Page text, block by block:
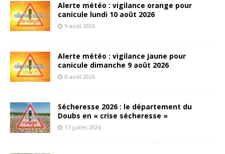
Alerte météo : vigilance orange pour
canicule lundi 10 août 2026
9 août 2026
Alerte météo : vigilance jaune pour
canicule dimanche 9 août 2026
8 août 2026
Sécheresse 2026 : le département du
Doubs en « crise sécheresse »
17 juillet 2026